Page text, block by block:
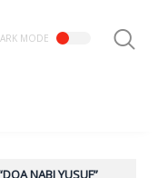
DOA NABI YUSUF